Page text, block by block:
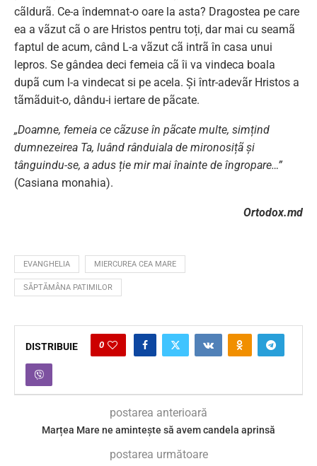
cãldurã. Ce-a îndemnat-o oare la asta? Dragostea pe care
ea a vãzut cã o are Hristos pentru toți, dar mai cu seamã
faptul de acum, când L-a vãzut cã intrã în casa unui
lepros. Se gândea deci femeia cã îi va vindeca boala
dupã cum l-a vindecat si pe acela. Și într-adevãr Hristos a
tãmãduit-o, dându-i iertare de pãcate.
„Doamne, femeia ce cãzuse în pãcate multe, simțind
dumnezeirea Ta, luând rânduiala de mironosițã și
tânguindu-se, a adus ție mir mai înainte de îngropare…”
(Casiana monahia).
Ortodox.md
EVANGHELIA MIERCUREA CEA MARE
SĂPTĂMÂNA PATIMILOR
DISTRIBUIE 0
postarea anterioară
Marțea Mare ne amintește să avem candela aprinsă
postarea următoare